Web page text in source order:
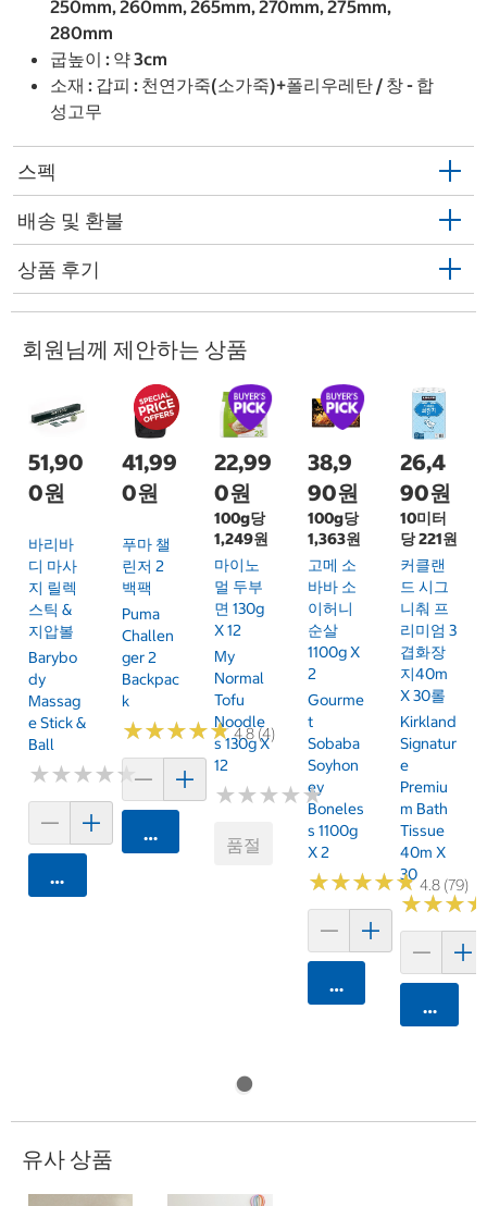
250mm, 260mm, 265mm, 270mm, 275mm,
280mm
굽높이 : 약 3cm
소재 : 갑피 : 천연가죽(소가죽)+폴리우레탄 / 창 - 합
성고무
스펙
배송 및 환불
상품 후기
회원님께 제안하는 상품
51,90
0원
바리바
디 마사
지 릴렉
스틱 &
지압볼
Barybo
Dy
Massag
E Stick &
Ball
★★★★★
★★★★★
카트에 담기
41,99
0원
푸마 챌
린저 2
백팩
Puma
Challen
Ger 2
Backpac
K
★★★★★
★★★★★4.8 (4)
카트에 담기
22,99
0원
100g당
1,249원
마이노
멀 두부
면 130g
X 12
My
Normal
Tofu
Noodle
S 130g X
12
★★★★★
★★★★★
품절
38,9
90원
100g당
1,363원
고메 소
바바 소
이허니
순살
1100g X
2
Gourme
T
Sobaba
Soyhon
Ey
Boneles
S 1100g
X 2
★★★★★
★★★★★4.8 (79)
카트에 담기
26,4
90원
10미터
당 221원
커클랜
드 시그
니춰 프
리미엄 3
겹화장
지40m
X 30롤
Kirkland
Signatur
E
Premiu
M Bath
Tissue
40m X
30
★★★
★★★
카트에
유사 상품